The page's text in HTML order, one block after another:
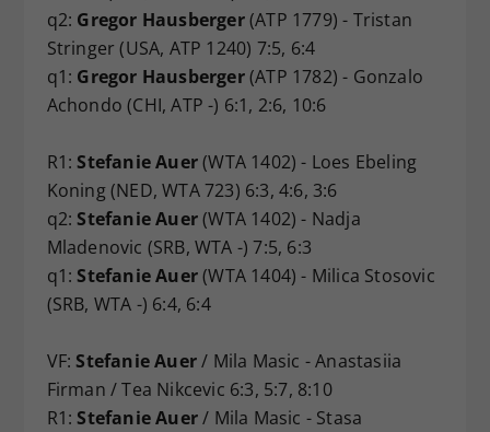
q2: Gregor Hausberger(ATP 1779) - Tristan
Stringer (USA, ATP 1240) 7:5, 6:4
q1: Gregor Hausberger(ATP 1782) - Gonzalo
Achondo (CHI, ATP -) 6:1, 2:6, 10:6
R1:Stefanie Auer(WTA 1402) - Loes Ebeling
Koning (NED, WTA 723) 6:3, 4:6, 3:6
q2:Stefanie Auer(WTA 1402) - Nadja
Mladenovic (SRB, WTA -) 7:5, 6:3
q1:Stefanie Auer(WTA 1404) - Milica Stosovic
(SRB, WTA -) 6:4, 6:4
VF:Stefanie Auer/ Mila Masic - Anastasiia
Firman / Tea Nikcevic 6:3, 5:7, 8:10
R1:Stefanie Auer/ Mila Masic - Stasa